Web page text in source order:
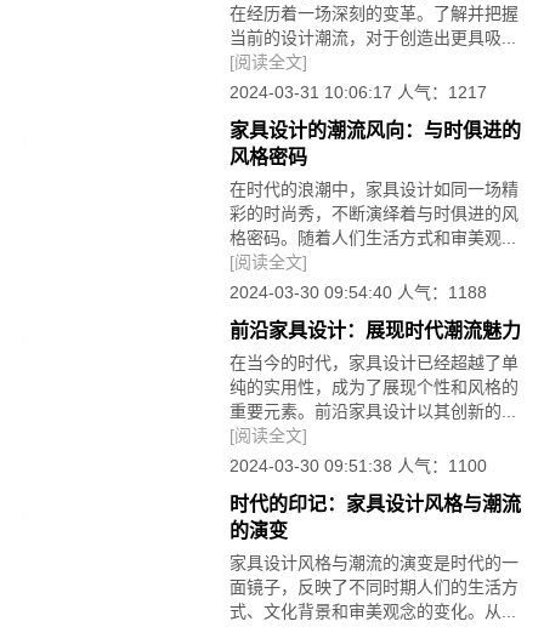
在经历着一场深刻的变革。了解并把握
当前的设计潮流，对于创造出更具吸...
[阅读全文]
2024-03-31 10:06:17 人气：1217
家具设计的潮流风向：与时俱进的
风格密码
在时代的浪潮中，家具设计如同一场精
彩的时尚秀，不断演绎着与时俱进的风
格密码。随着人们生活方式和审美观...
[阅读全文]
2024-03-30 09:54:40 人气：1188
前沿家具设计：展现时代潮流魅力
在当今的时代，家具设计已经超越了单
纯的实用性，成为了展现个性和风格的
重要元素。前沿家具设计以其创新的...
[阅读全文]
2024-03-30 09:51:38 人气：1100
时代的印记：家具设计风格与潮流
的演变
家具设计风格与潮流的演变是时代的一
面镜子，反映了不同时期人们的生活方
式、文化背景和审美观念的变化。从...